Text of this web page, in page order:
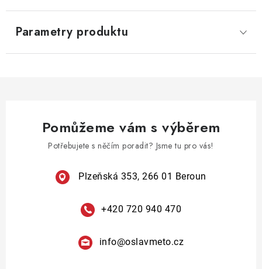
Parametry produktu
Pomůžeme vám s výběrem
Potřebujete s něčím poradit? Jsme tu pro vás!
Plzeňská 353, 266 01 Beroun
+420 720 940 470
info@oslavmeto.cz